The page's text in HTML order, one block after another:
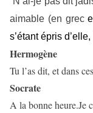
aimable (en grec
s’étant épris
Hermogène
Tu l’as dit, et dans
Socrate
A la bonne heure.Je